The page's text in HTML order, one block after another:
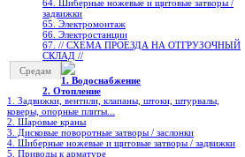
64. Шиберные ножевые и щитовые затворы /
задвижки
65. Электромонтаж
66. Электростанции
67. // СХЕМА ПРОЕЗДА НА ОТГРУЗОЧНЫЙ
СКЛАД //
Средам
1. Водоснабжение
2. Отопление
1. Задвижки, вентили, клапаны, штоки, штурвалы,
коверы, опорные плиты...
2. Шаровые краны
3. Дисковые поворотные затворы / заслонки
4. Шиберные ножевые и щитовые затворы / задвижки
5. Приводы к арматуре